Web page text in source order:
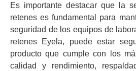
Es importante destacar que la
retenes es fundamental para
seguridad de los equipos de
retenes Eyela, puede estar
producto que cumple con los
calidad y rendimiento,